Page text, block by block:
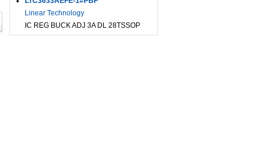
Linear Technology
IC REG BUCK ADJ 3A DL 28TSSOP